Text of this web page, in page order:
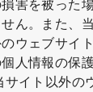
害を被った
ん。また、
ウェブサイ
人情報の保
サイト以外の